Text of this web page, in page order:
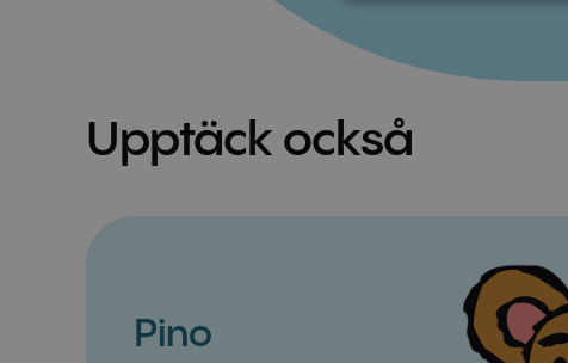
Upptäck också
Pino